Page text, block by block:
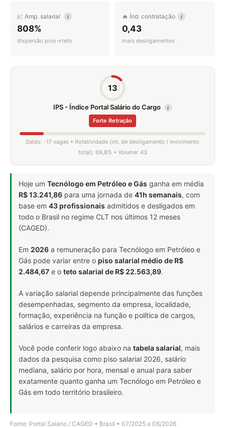
📈 Amp. salarial i
808%
dispersão piso→teto
🔥 Índ. contratação i
0,43
mais desligamentos
13
IPS - Índice Portal Salário do Cargo i
Forte Retração
Saldo: -17 vagas • Rotatividade (int. de desligamento / movimento
total): 69,8% • Volume: 43
Hoje um Tecnólogo em Petróleo e Gás ganha em média
R$ 13.241,86 para uma jornada de 41h semanais, com
base em 43 profissionais admitidos e desligados em
todo o Brasil no regime CLT nos últimos 12 meses
(CAGED).
Em 2026 a remuneração para Tecnólogo em Petróleo e
Gás pode variar entre o piso salarial médio de R$
2.484,67 e o teto salarial de R$ 22.563,89.
A variação salarial depende principalmente das funções
desempenhadas, segmento da empresa, localidade,
formação, experiência na função e política de cargos,
salários e carreiras da empresa.
Você pode conferir logo abaixo na tabela salarial, mais
dados da pesquisa como piso salarial 2026, salário
mediana, salário por hora, mensal e anual para saber
exatamente quanto ganha um Tecnólogo em Petróleo e
Gás em todo território brasileiro.
Fonte: Portal Salário / CAGED • Brasil • 07/2025 a 06/2026